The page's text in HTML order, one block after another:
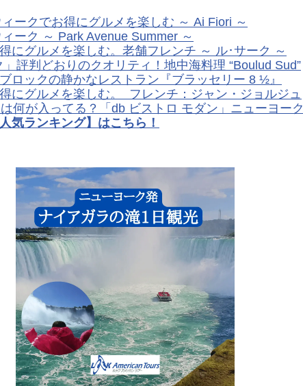
ークでお得にグルメを楽しむ ～ Ai Fiori ～
ーク ～ Park Avenue Summer ～
にグルメを楽しむ。老舗フレンチ ～ ル･サーク ～
」評判どおりのクオリティ！地中海料理 “Boulud Sud”
ロックの静かなレストラン『ブラッセリー 8 ½』
にグルメを楽しむ。 フレンチ：ジャン・ジョルジュ
何が入ってる？「db ビストロ モダン」ニューヨーク
気ランキング】はこちら！